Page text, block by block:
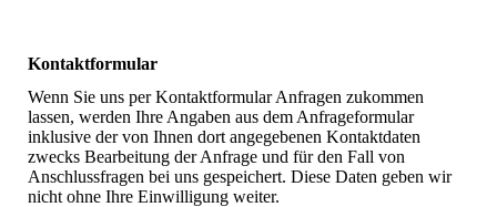
Kontaktformular
Wenn Sie uns per Kontaktformular Anfragen zukommen
lassen, werden Ihre Angaben aus dem Anfrageformular
inklusive der von Ihnen dort angegebenen Kontaktdaten
zwecks Bearbeitung der Anfrage und für den Fall von
Anschlussfragen bei uns gespeichert. Diese Daten geben wir
nicht ohne Ihre Einwilligung weiter.